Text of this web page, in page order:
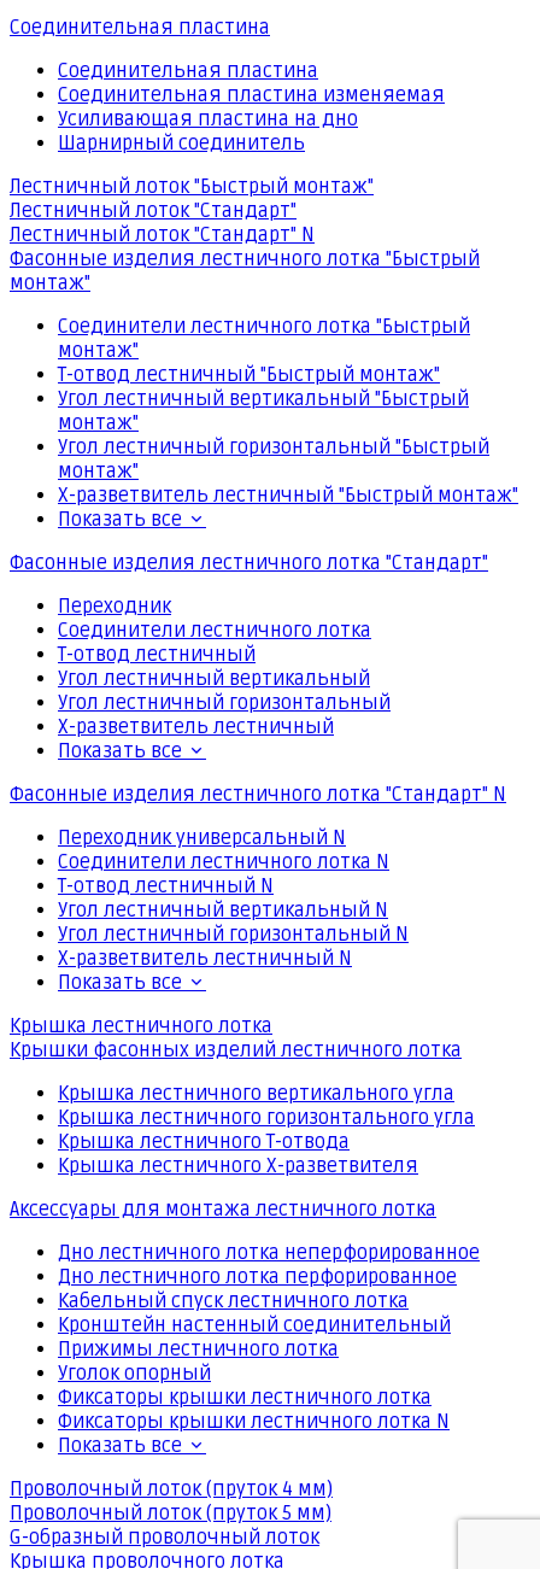
Соединительная пластина
Соединительная пластина
Соединительная пластина изменяемая
Усиливающая пластина на дно
Шарнирный соединитель
Лестничный лоток "Быстрый монтаж"
Лестничный лоток "Стандарт"
Лестничный лоток "Стандарт" N
Фасонные изделия лестничного лотка "Быстрый
монтаж"
Соединители лестничного лотка "Быстрый
монтаж"
Т-отвод лестничный "Быстрый монтаж"
Угол лестничный вертикальный "Быстрый
монтаж"
Угол лестничный горизонтальный "Быстрый
монтаж"
Х-разветвитель лестничный "Быстрый монтаж"
Показать все
Фасонные изделия лестничного лотка "Стандарт"
Переходник
Соединители лестничного лотка
Т-отвод лестничный
Угол лестничный вертикальный
Угол лестничный горизонтальный
Х-разветвитель лестничный
Показать все
Фасонные изделия лестничного лотка "Стандарт" N
Переходник универсальный N
Соединители лестничного лотка N
Т-отвод лестничный N
Угол лестничный вертикальный N
Угол лестничный горизонтальный N
Х-разветвитель лестничный N
Показать все
Крышка лестничного лотка
Крышки фасонных изделий лестничного лотка
Крышка лестничного вертикального угла
Крышка лестничного горизонтального угла
Крышка лестничного Т-отвода
Крышка лестничного Х-разветвителя
Аксессуары для монтажа лестничного лотка
Дно лестничного лотка неперфорированное
Дно лестничного лотка перфорированное
Кабельный спуск лестничного лотка
Кронштейн настенный соединительный
Прижимы лестничного лотка
Уголок опорный
Фиксаторы крышки лестничного лотка
Фиксаторы крышки лестничного лотка N
Показать все
Проволочный лоток (пруток 4 мм)
Проволочный лоток (пруток 5 мм)
G-образный проволочный лоток
Крышка проволочного лотка